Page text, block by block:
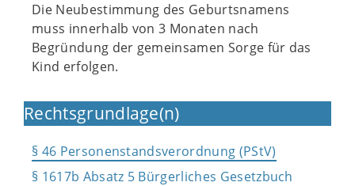
Die Neubestimmung des Geburtsnamens
muss innerhalb von 3 Monaten nach
Begründung der gemeinsamen Sorge für das
Kind erfolgen.
Rechtsgrundlage(n)
§ 46 Personenstandsverordnung (PStV)
§ 1617b Absatz 5 Bürgerliches Gesetzbuch